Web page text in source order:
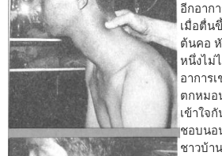
อีกอาก
เมื่อตื่น
ต้นคอ
หนึ่งไม่
อาการ
ตกหมอ
เข้าใจ
ชอบนอ
ชาวบ้า